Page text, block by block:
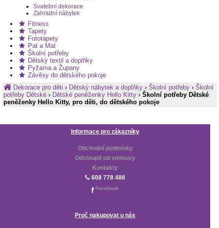
Svatební dekorace
Zahradní nábytek
Fitness
Tapety
Fototapety
Pat a Mat
Školní potřeby
Dětský textil a doplňky
Pyžama a Župany
Závěsy do dětského pokoje
Dekorace pro děti› Dětský nábytek a doplňky ›Školní potřeby ›Školní
potřeby Dětské › Dětské peněženky Hello Kitty ›Školní potřeby Dětské
peněženky Hello Kitty, pro děti, do dětského pokoje
Informace pro zákazníky
Obchodní podmínky
Odstoupit od smlouvy
Kontakty
608 778 488
Facebook
Proč nakupovat u nás